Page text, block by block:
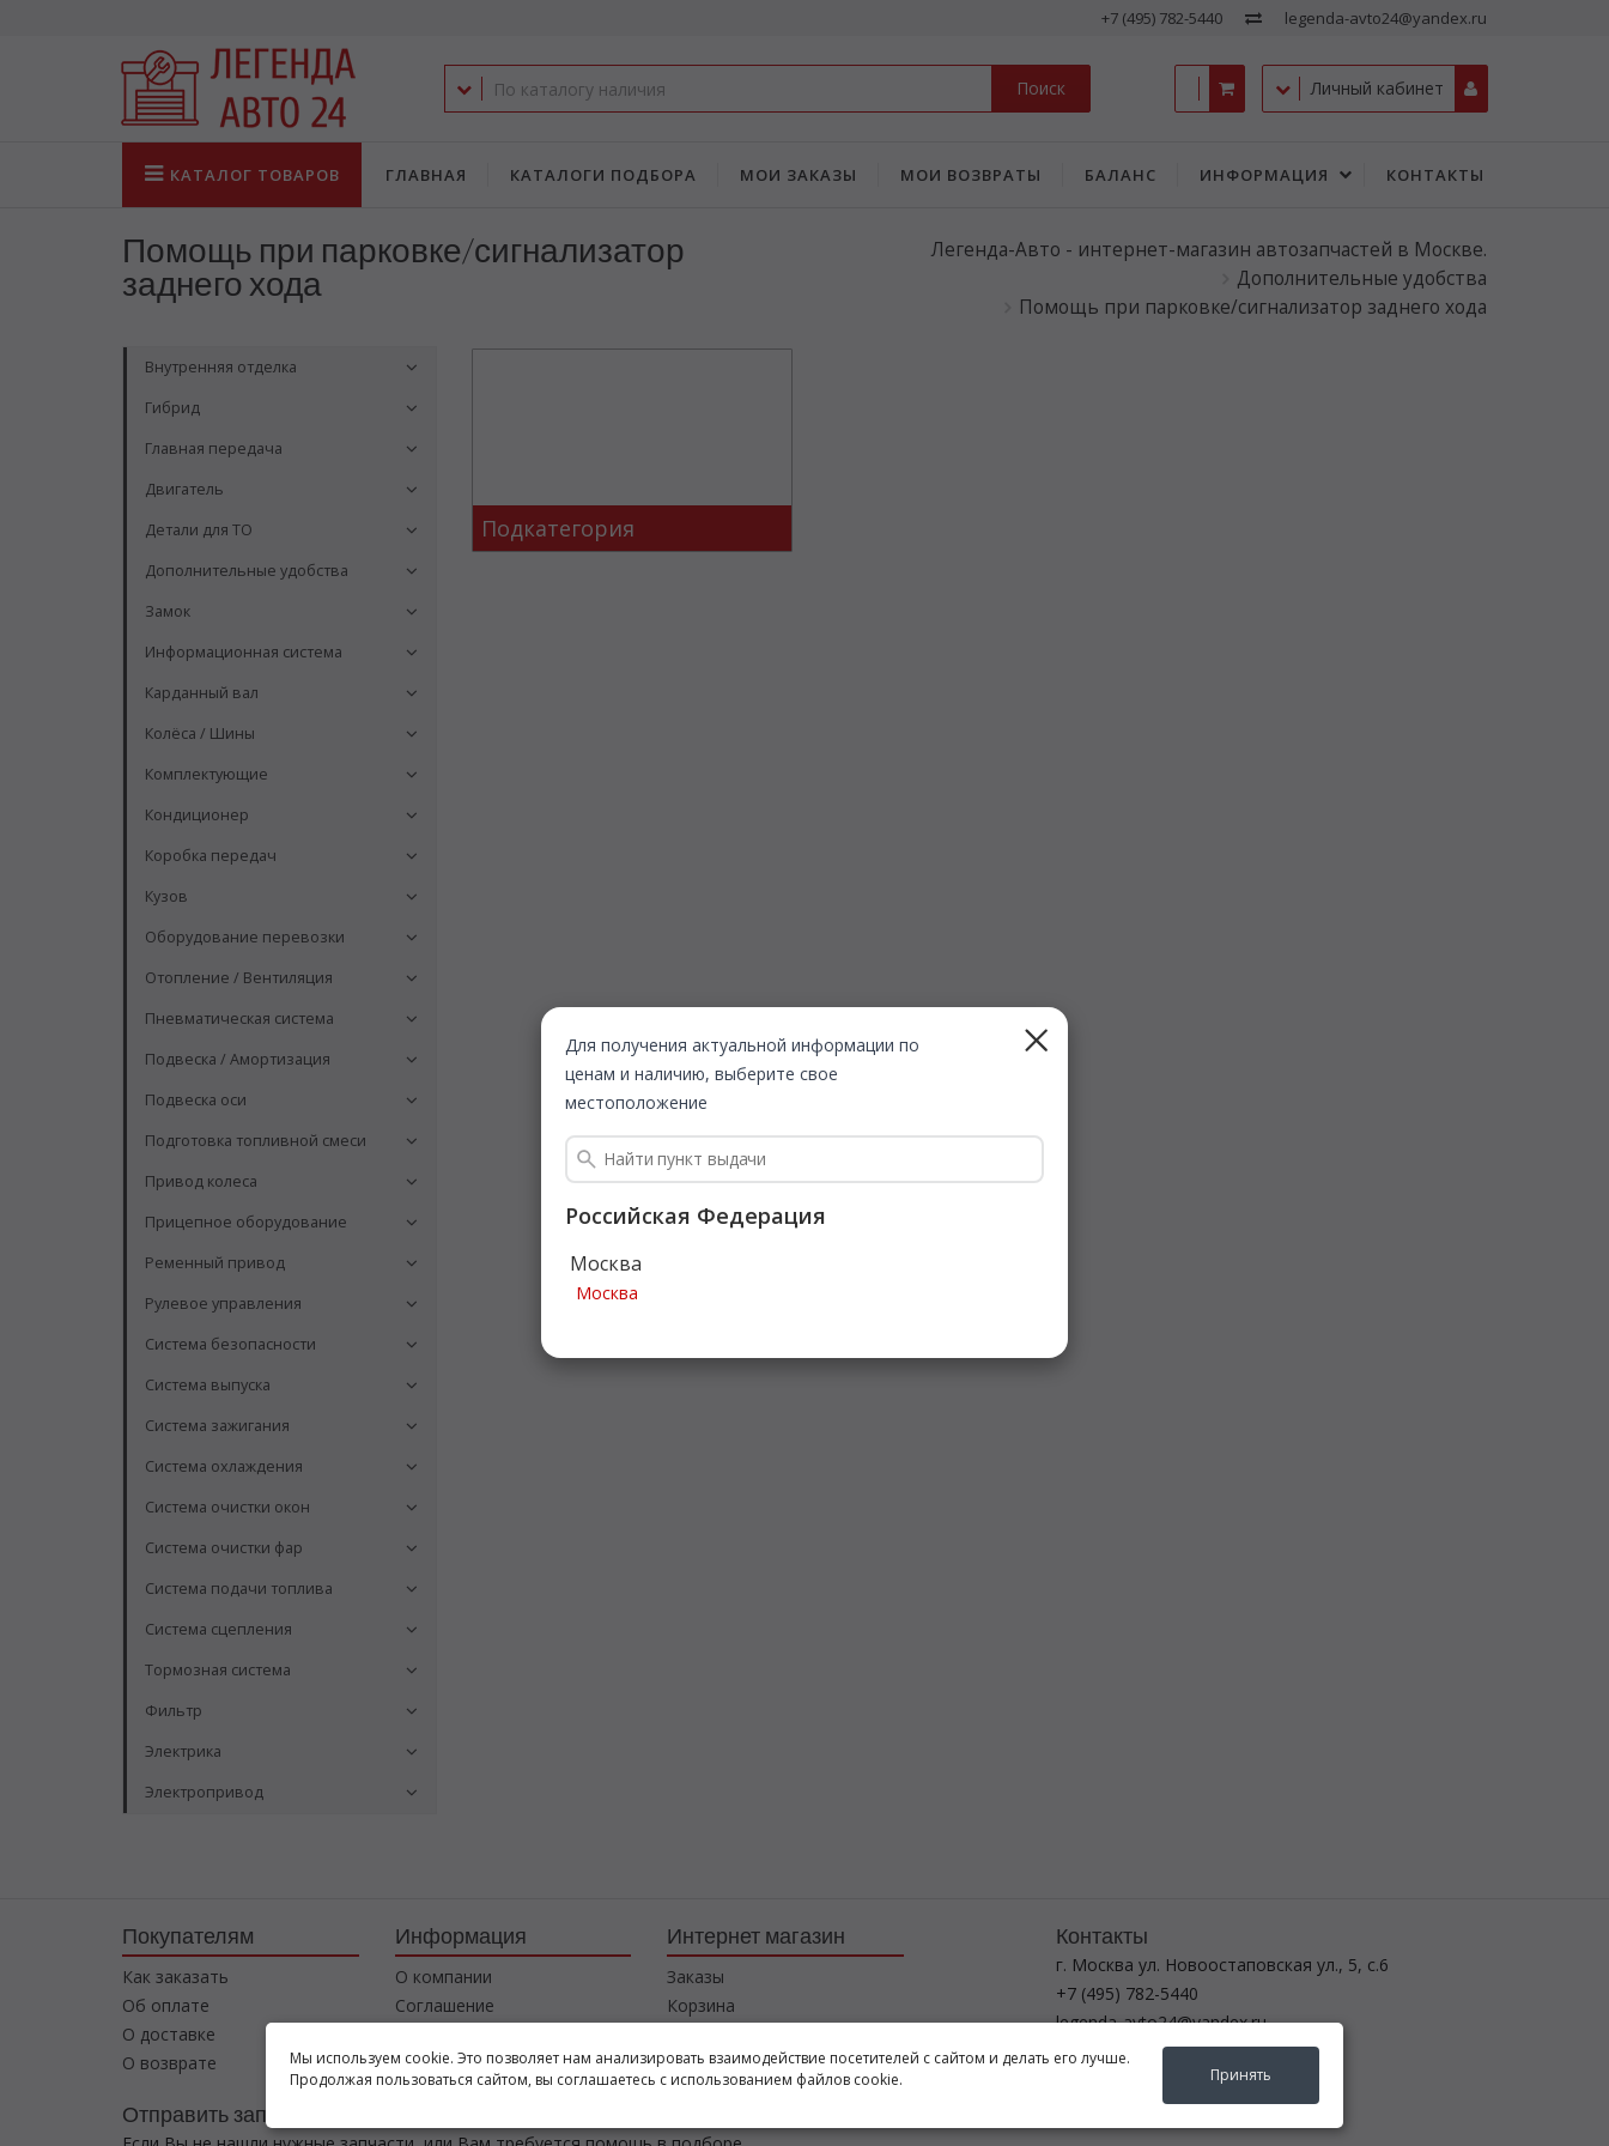
+7 (495) 782-5440 legenda-avto24@yandex.ru
Для получения актуальной информации по
ценам и наличию, выберите свое
местоположение
Российская Федерация
Москва
Москва
Поиск Личный кабинет
КАТАЛОГ ТОВАРОВ ГЛАВНАЯ КАТАЛОГИ ПОДБОРА МОИ ЗАКАЗЫ МОИ ВОЗВРАТЫ БАЛАНС ИНФОРМАЦИЯ КОНТАКТЫ
Помощь при парковке/сигнализатор
заднего хода
Легенда-Авто - интернет-магазин автозапчастей в Москве.
Дополнительные удобства
Помощь при парковке/сигнализатор заднего хода
Внутренняя отделка
Гибрид
Главная передача
Двигатель
Детали для ТО
Дополнительные удобства
Замок
Информационная система
Карданный вал
Колёса / Шины
Комплектующие
Кондиционер
Коробка передач
Кузов
Оборудование перевозки
Отопление / Вентиляция
Пневматическая система
Подвеска / Амортизация
Подвеска оси
Подготовка топливной смеси
Привод колеса
Прицепное оборудование
Ременный привод
Рулевое управления
Система безопасности
Система выпуска
Система зажигания
Система охлаждения
Система очистки окон
Система очистки фар
Система подачи топлива
Система сцепления
Тормозная система
Фильтр
Электрика
Электропривод
Подкатегория
Покупателям
Как заказать
Об оплате
О доставке
О возврате
Информация
О компании
Соглашение
Интернет магазин
Заказы
Корзина
Каталог товаров
Отправить запрос
Контакты
г. Москва ул. Новоостаповская ул., 5, с.6
+7 (495) 782-5440
legenda-avto24@yandex.ru
Режим работы
пн-вс с 8:00 до 21:00
Мы используем cookie. Это позволяет нам анализировать взаимодействие посетителей с сайтом и делать его лучше.
Продолжая пользоваться сайтом, вы соглашаетесь с использованием файлов cookie.
Принять